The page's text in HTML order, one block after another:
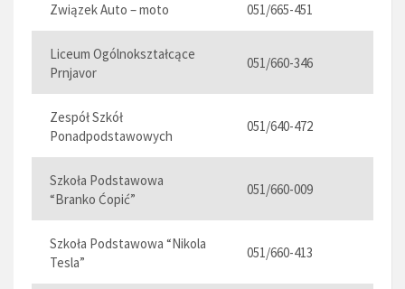
Związek Auto – moto 051/665-451
Liceum Ogólnokształcące
Prnjavor
051/660-346
Zespół Szkół
Ponadpodstawowych
051/640-472
Szkoła Podstawowa
“Branko Ćopić”
051/660-009
Szkoła Podstawowa “Nikola
Tesla”
051/660-413